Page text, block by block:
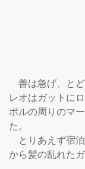
善は急げ、と
レオはガットに
ポルの周りのマ
た。
とりあえず宿
から髪の乱れた